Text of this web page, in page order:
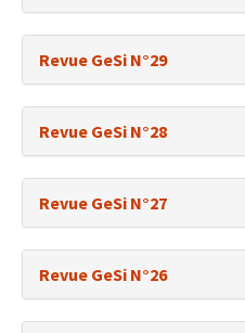
Revue GeSi N°29
Revue GeSi N°28
Revue GeSi N°27
Revue GeSi N°26